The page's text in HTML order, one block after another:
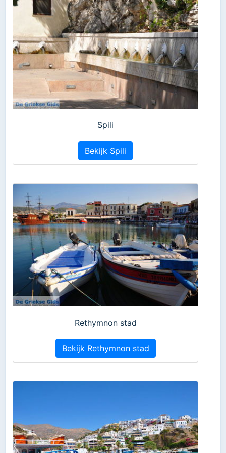
Spili
Bekijk Spili
Rethymnon stad
Bekijk Rethymnon stad